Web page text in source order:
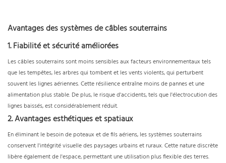
Avantages des systèmes de câbles souterrains
1. Fiabilité et sécurité améliorées
Les câbles souterrains sont moins sensibles aux facteurs environnementaux tels
que les tempêtes, les arbres qui tombent et les vents violents, qui perturbent
souvent les lignes aériennes. Cette résilience entraîne moins de pannes et une
alimentation plus stable. De plus, le risque d'accidents, tels que l'électrocution des
lignes baissés, est considérablement réduit.
2. Avantages esthétiques et spatiaux
En éliminant le besoin de poteaux et de fils aériens, les systèmes souterrains
conservent l'intégrité visuelle des paysages urbains et ruraux. Cette nature discrète
libère également de l'espace, permettant une utilisation plus flexible des terres.